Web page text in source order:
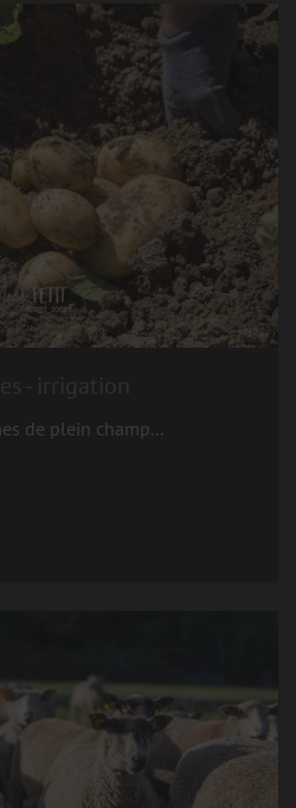
de plein champ...